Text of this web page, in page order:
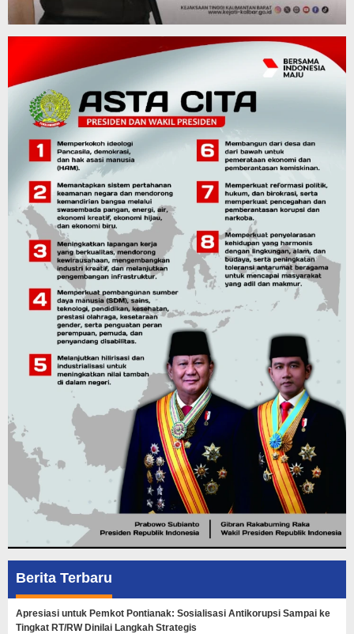
Berita Terbaru
Apresiasi untuk Pemkot Pontianak: Sosialisasi Antikorupsi Sampai ke
Tingkat RT/RW Dinilai Langkah Strategis